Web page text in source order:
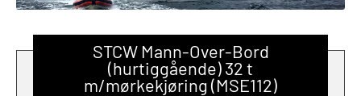
STCW Mann-Over-Bord
(hurtiggående) 32 t
m/mørkekjøring (MSE112)